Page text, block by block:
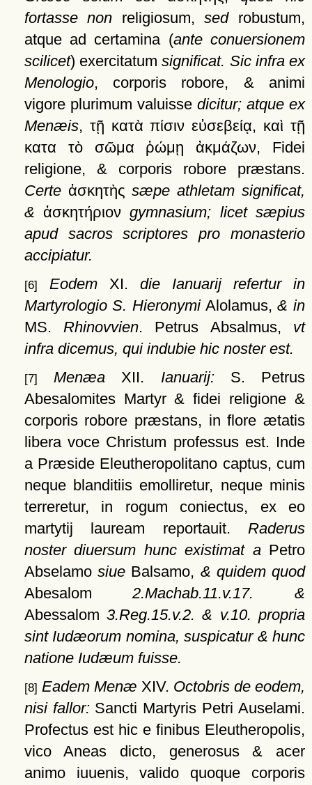
fortasse non religiosum,sedrobustum,
atque ad certamina (ante conuersionem
scilicet) exercitatumsignificat. Sic infra ex
Menologio, corporis robore, & animi
vigore plurimum valuisse dicitur; atque ex
Menæis, τῇ κατὰ πίσιν εὐσεβείᾳ, καὶ τῇ
κατα
τὸ σῶμα ῥώμῃ ἀκμάζων, Fidei
religione, & corporis robore præstans.
Certe ἀσκητὴς sæpe athletam significat,
& ἀσκητήριον gymnasium; licet sæpius
apud sacros scriptores pro monasterio
accipiatur.
[6] EodemXI. die Ianuarij refertur in
Martyrologio S. HieronymiAlolamus,& in
MS.Rhinovvien. Petrus Absalmus, vt
infra dicemus, qui indubie hic noster est.
[7] Menæa XII. Ianuarij:S. Petrus
Abesalomites Martyr & fidei religione &
corporis robore præstans, in flore ætatis
libera voce Christum professus est. Inde
a Præside Eleutheropolitano captus, cum
neque blanditiis emolliretur, neque minis
terreretur, in rogum coniectus, ex eo
martytij lauream reportauit. Raderus
noster diuersum hunc existimat aPetro
Abselamosiue Balsamo, & quidem quod
Abesalom2.Machab.11.v.17. &
Abessalom3.Reg.15.v.2. & v.10. propria
sint Iudæorum nomina, suspicatur & hunc
natione Iudæum fuisse.
[8] Eadem Menæ XIV. Octobris de eodem,
nisi fallor:Sancti Martyris Petri Auselami.
Profectus est hic e finibus Eleutheropolis,
vico Aneas dicto, generosus & acer
animo iuuenis, valido quoque corporis